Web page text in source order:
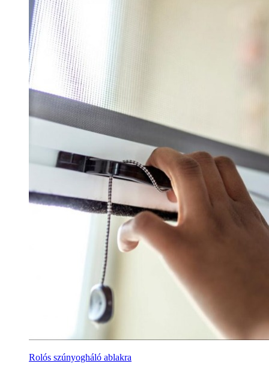
Rolós szúnyogháló ablakra